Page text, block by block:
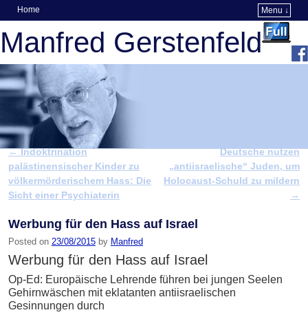
Home
Menu ↓
Manfred Gerstenfeld
Post navigation
←Indoktrination
palästinensischer Kinder zu
völkermörderischem Hass: Die
Sicht einer Psychiaterin
Deutsche nutzen
„antiisraelische“ Juden, um
Holocaust-Schuld zu mildern
→
Werbung für den Hass auf Israel
Posted on 23/08/2015 by Manfred
Werbung für den Hass auf Israel
Op-Ed: Europäische Lehrende führen bei jungen Seelen
Gehirnwäschen mit eklatanten antiisraelischen
Gesinnungen durch